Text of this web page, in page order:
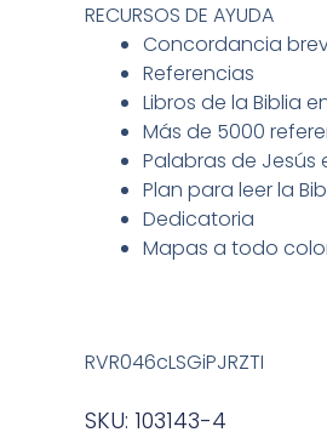
RECURSOS DE AYUDA
Concordancia
Referencias
Libros de la Biblia
Más de 5000
Palabras de Jesús
Plan para leer la
Dedicatoria
Mapas a todo
RVR046cLSGiPJRZTI
SKU: 103143-4